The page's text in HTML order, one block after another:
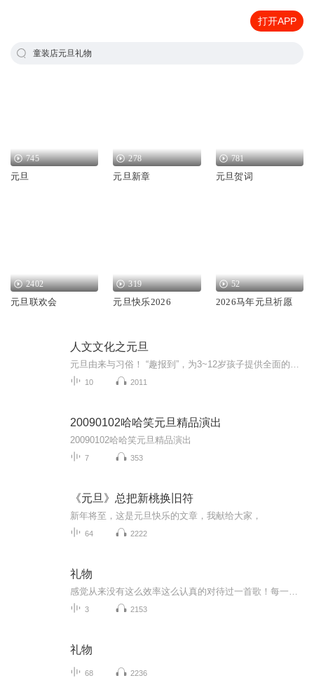
打开APP
童装店元旦礼物
745
元旦
278
元旦新章
781
元旦贺词
2402
元旦联欢会
319
元旦快乐2026
52
2026马年元旦祈愿
人文文化之元旦
10 2011
20090102哈哈笑元旦精品演出
20090102哈哈笑元旦精品演出
7 353
《元旦》总把新桃换旧符
新年将至，这是元旦快乐的文章，我献给大家，
64 2222
礼物
3 2153
礼物
68 2236